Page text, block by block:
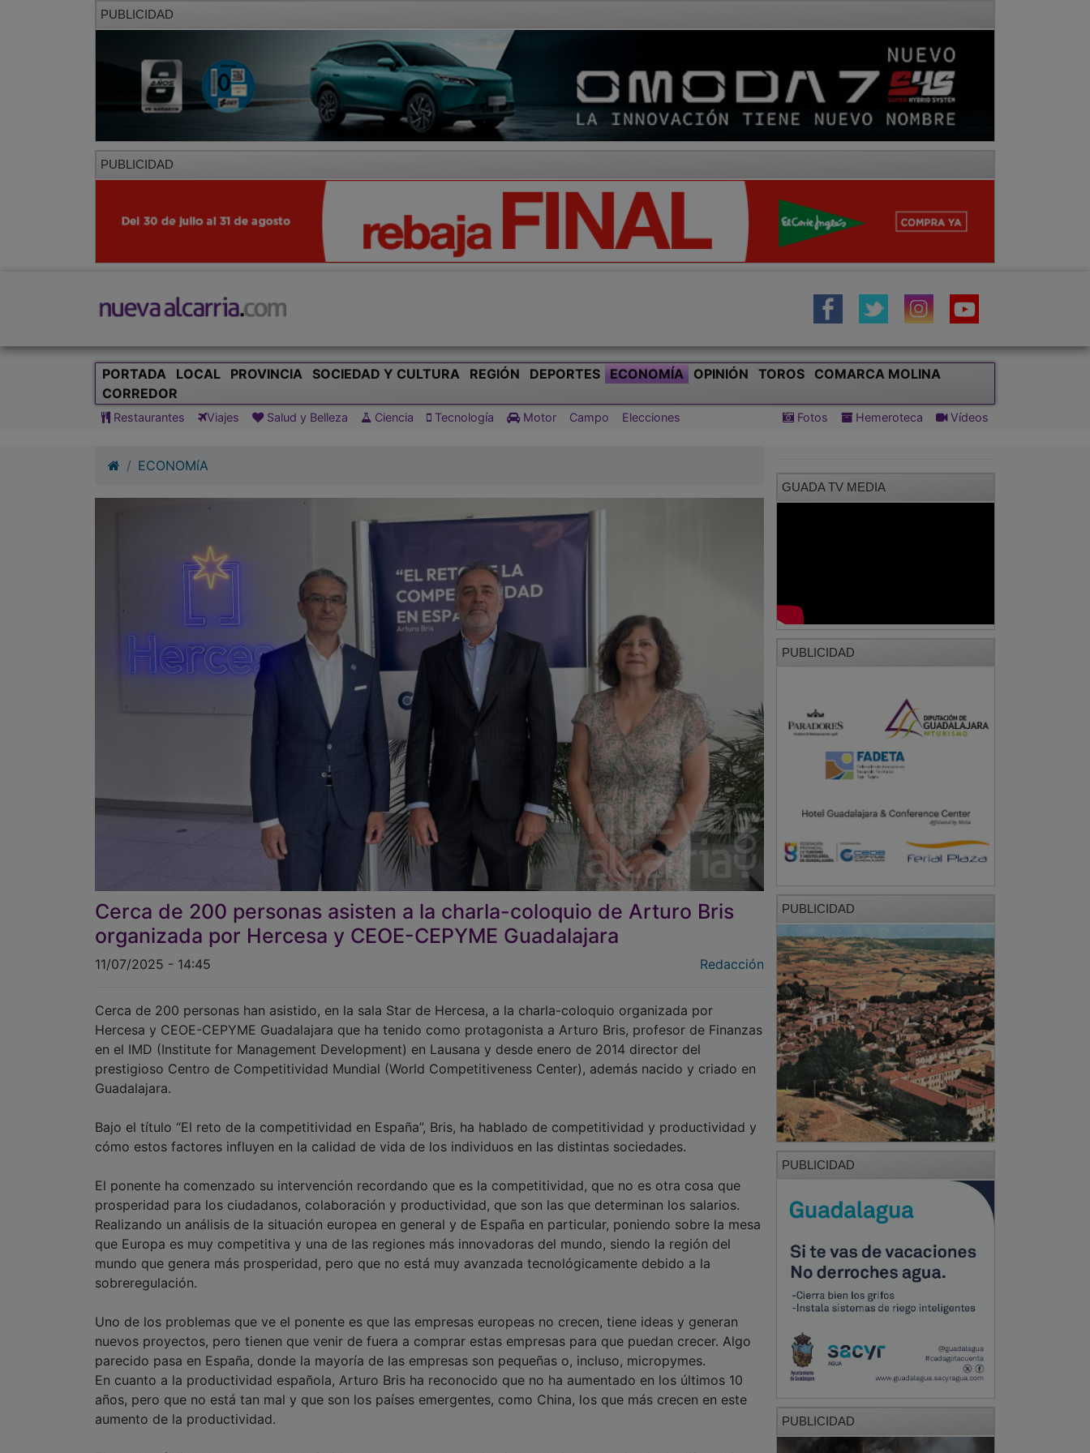
PUBLICIDAD
PUBLICIDAD
PORTADA LOCAL PROVINCIA SOCIEDAD Y CULTURA REGIÓN DEPORTES ECONOMÍA OPINIÓN TOROS
COMARCA MOLINA
CORREDOR
Restaurantes Viajes Salud y Belleza Ciencia Tecnología Motor Campo Elecciones Fotos Hemeroteca Vídeos
ECONOMíA
Cerca de 200 personas asisten a la charla-coloquio de Arturo Bris
organizada por Hercesa y CEOE-CEPYME Guadalajara
11/07/2025 - 14:45 Redacción
Cerca de 200 personas han asistido, en la sala Star de Hercesa, a la charla-coloquio organizada por
Hercesa y CEOE-CEPYME Guadalajara que ha tenido como protagonista a Arturo Bris, profesor de Finanzas
en el IMD (Institute for Management Development) en Lausana y desde enero de 2014 director del
prestigioso Centro de Competitividad Mundial (World Competitiveness Center), además nacido y criado en
Guadalajara.
Bajo el título “El reto de la competitividad en España”, Bris, ha hablado de competitividad y productividad y
cómo estos factores influyen en la calidad de vida de los individuos en las distintas sociedades.
El ponente ha comenzado su intervención recordando que es la competitividad, que no es otra cosa que
prosperidad para los ciudadanos, colaboración y productividad, que son las que determinan los salarios.
Realizando un análisis de la situación europea en general y de España en particular, poniendo sobre la mesa
que Europa es muy competitiva y una de las regiones más innovadoras del mundo, siendo la región del
mundo que genera más prosperidad, pero que no está muy avanzada tecnológicamente debido a la
sobreregulación.
Uno de los problemas que ve el ponente es que las empresas europeas no crecen, tiene ideas y generan
nuevos proyectos, pero tienen que venir de fuera a comprar estas empresas para que puedan crecer. Algo
parecido pasa en España, donde la mayoría de las empresas son pequeñas o, incluso, micropymes.
En cuanto a la productividad española, Arturo Bris ha reconocido que no ha aumentado en los últimos 10
años, pero que no está tan mal y que son los países emergentes, como China, los que más crecen en este
aumento de la productividad.
GUADA TV MEDIA
PUBLICIDAD
PUBLICIDAD
PUBLICIDAD
PUBLICIDAD